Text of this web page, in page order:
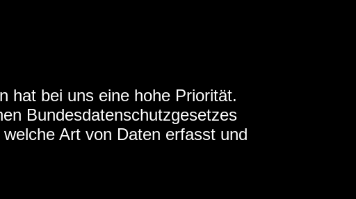
hat bei uns eine hohe Priorität.
Bundesdatenschutzgesetzes
Art von Daten erfasst und